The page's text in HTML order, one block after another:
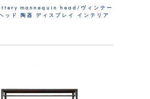
mannequin head/ヴィンテー
ッド 陶器 ディスプレイ インテリア